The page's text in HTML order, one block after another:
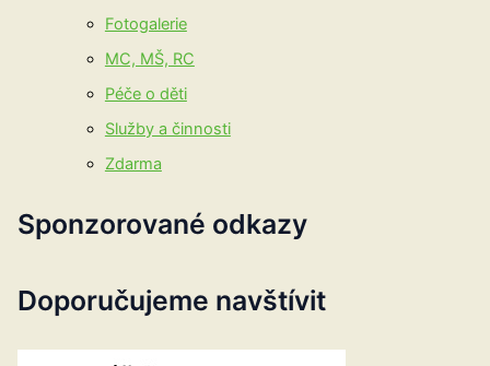
Fotogalerie
MC, MŠ, RC
Péče o děti
Služby a činnosti
Zdarma
Sponzorované odkazy
Doporučujeme navštívit